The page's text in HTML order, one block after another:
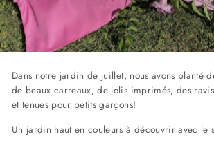
Dans notre jardin de juillet, nous avons planté
de beaux carreaux, de jolis imprimés, des
et tenues pour petits garçons!
Un jardin haut en couleurs à découvrir avec le